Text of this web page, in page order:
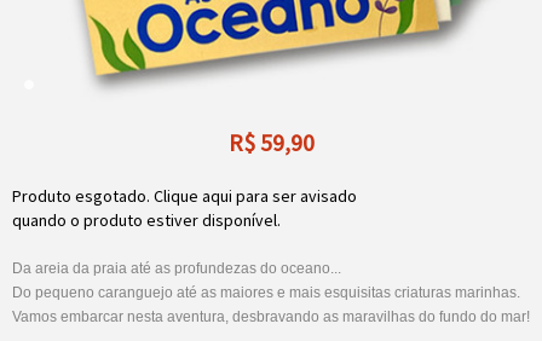
R$59,90
Produto esgotado. Clique aqui para ser avisado
quando o produto estiver disponível.
Da areia da praia até as profundezas do oceano...
Do pequeno caranguejo até as maiores e mais esquisitas criaturas marinhas.
Vamos embarcar nesta aventura, desbravando as maravilhas do fundo do mar!